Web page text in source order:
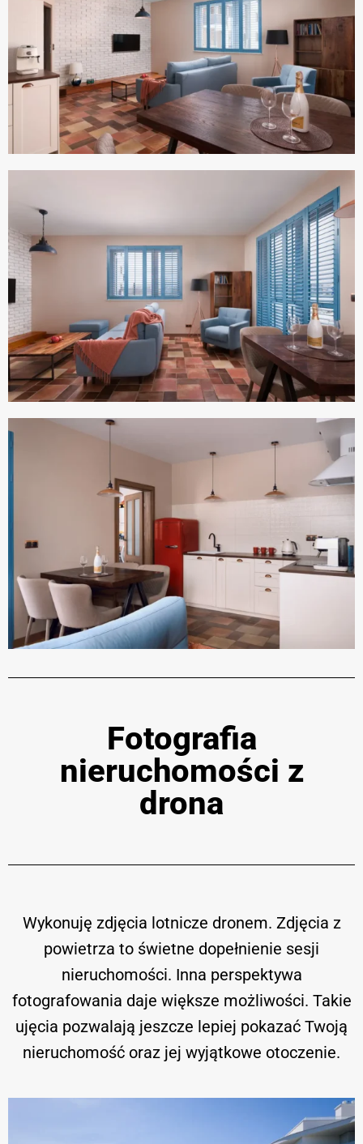
Fotografia
nieruchomości z
drona
Wykonuję zdjęcia lotnicze dronem. Zdjęcia z
powietrza to świetne dopełnienie sesji
nieruchomości. Inna perspektywa
fotografowania daje większe możliwości. Takie
ujęcia pozwalają jeszcze lepiej pokazać Twoją
nieruchomość oraz jej wyjątkowe otoczenie.